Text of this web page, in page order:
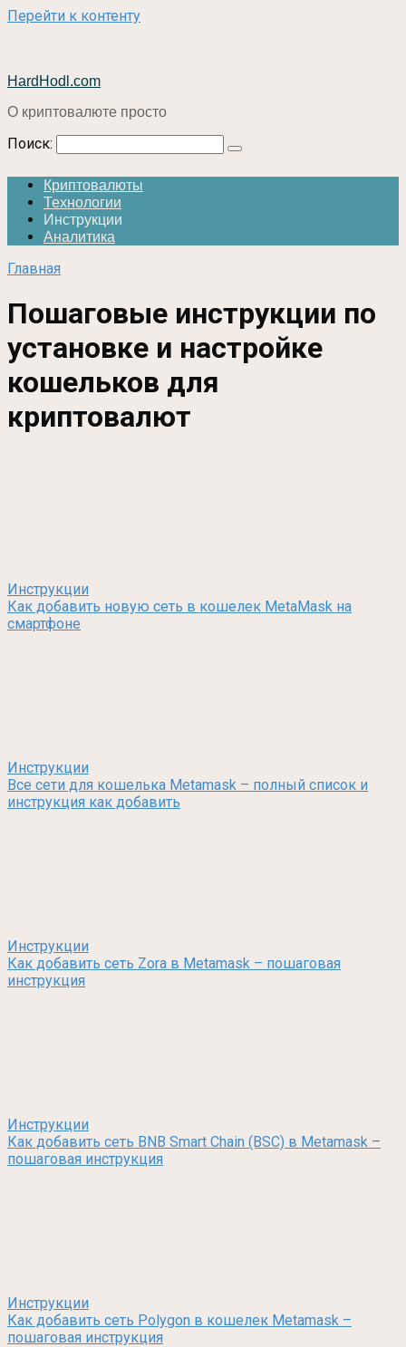
Перейти к контенту
HardHodl.com
О криптовалюте просто
Поиск:
Криптовалюты
Технологии
Инструкции
Аналитика
Главная
Пошаговые инструкции по
установке и настройке
кошельков для
криптовалют
Инструкции
Как добавить новую сеть в кошелек MetaMask на
смартфоне
Инструкции
Все сети для кошелька Metamask – полный список и
инструкция как добавить
Инструкции
Как добавить сеть Zora в Metamask – пошаговая
инструкция
Инструкции
Как добавить сеть BNB Smart Chain (BSC) в Metamask –
пошаговая инструкция
Инструкции
Как добавить сеть Polygon в кошелек Metamask –
пошаговая инструкция